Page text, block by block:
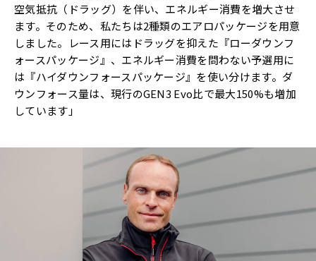
空気抵抗（ドラッグ）を伴い、エネルギー消費を増大させ
ます。そのため、私たちは2種類のエアロパッケージを用意
しました。レース用にはドラッグを抑えた『ローダウンフ
ォースパッケージ』、エネルギー消費を問わない予選用に
は『ハイダウンフォースパッケージ』を使い分けます。ダ
ウンフォース量は、現行のGEN3 Evo比で最大150%も増加
しています」